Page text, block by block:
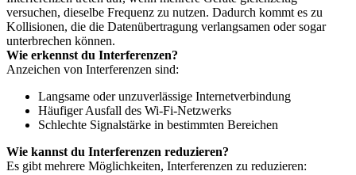
versuchen, dieselbe Frequenz zu nutzen. Dadurch kommt es zu
Kollisionen, die die Datenübertragung verlangsamen oder sogar
unterbrechen können.
Wie erkennst du Interferenzen?
Anzeichen von Interferenzen sind:
Langsame oder unzuverlässige Internetverbindung
Häufiger Ausfall des Wi-Fi-Netzwerks
Schlechte Signalstärke in bestimmten Bereichen
Wie kannst du Interferenzen reduzieren?
Es gibt mehrere Möglichkeiten, Interferenzen zu reduzieren: